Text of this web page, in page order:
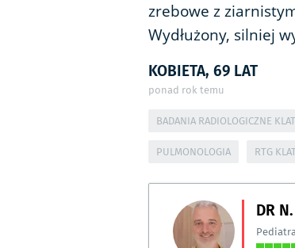
zrebowe z
Wydłużony, silniej
KOBIETA, 69 LAT
ponad rok temu
BADANIA RADIOLOGICZNE
PULMONOLOGIA RTG
DR